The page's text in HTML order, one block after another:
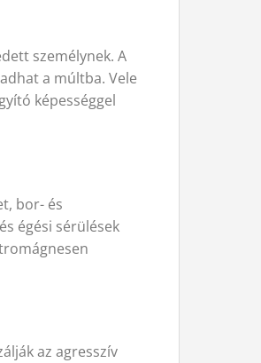
személynek. A
a múltba. Vele
képességgel
bor- és
égési sérülések
az agresszív